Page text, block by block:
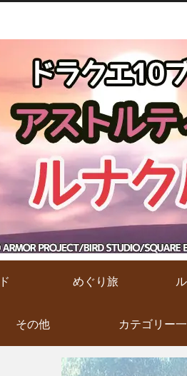
めぐり旅
その他 カテゴリー